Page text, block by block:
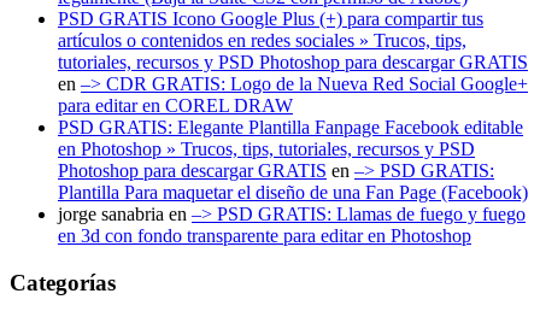
PSD GRATIS Icono Google Plus (+) para compartir tus
artículos o contenidos en redes sociales » Trucos, tips,
tutoriales, recursos y PSD Photoshop para descargar GRATIS
en –> CDR GRATIS: Logo de la Nueva Red Social Google+
para editar en COREL DRAW
PSD GRATIS: Elegante Plantilla Fanpage Facebook editable
en Photoshop » Trucos, tips, tutoriales, recursos y PSD
Photoshop para descargar GRATIS en –> PSD GRATIS:
Plantilla Para maquetar el diseño de una Fan Page (Facebook)
jorge sanabria en –> PSD GRATIS: Llamas de fuego y fuego
en 3d con fondo transparente para editar en Photoshop
Categorías